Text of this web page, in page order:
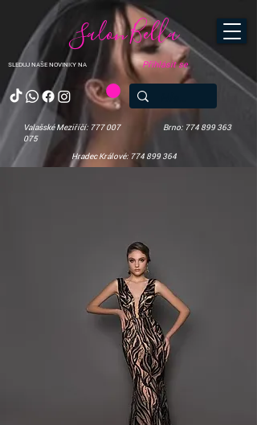
SLEDUJ NAŠE NOVINKY NA
Salon Bella
Valašské Meziříčí: 777 007
075
Brno: 774 899 363
Hradec Králové: 774 899 364
Přihlásit se